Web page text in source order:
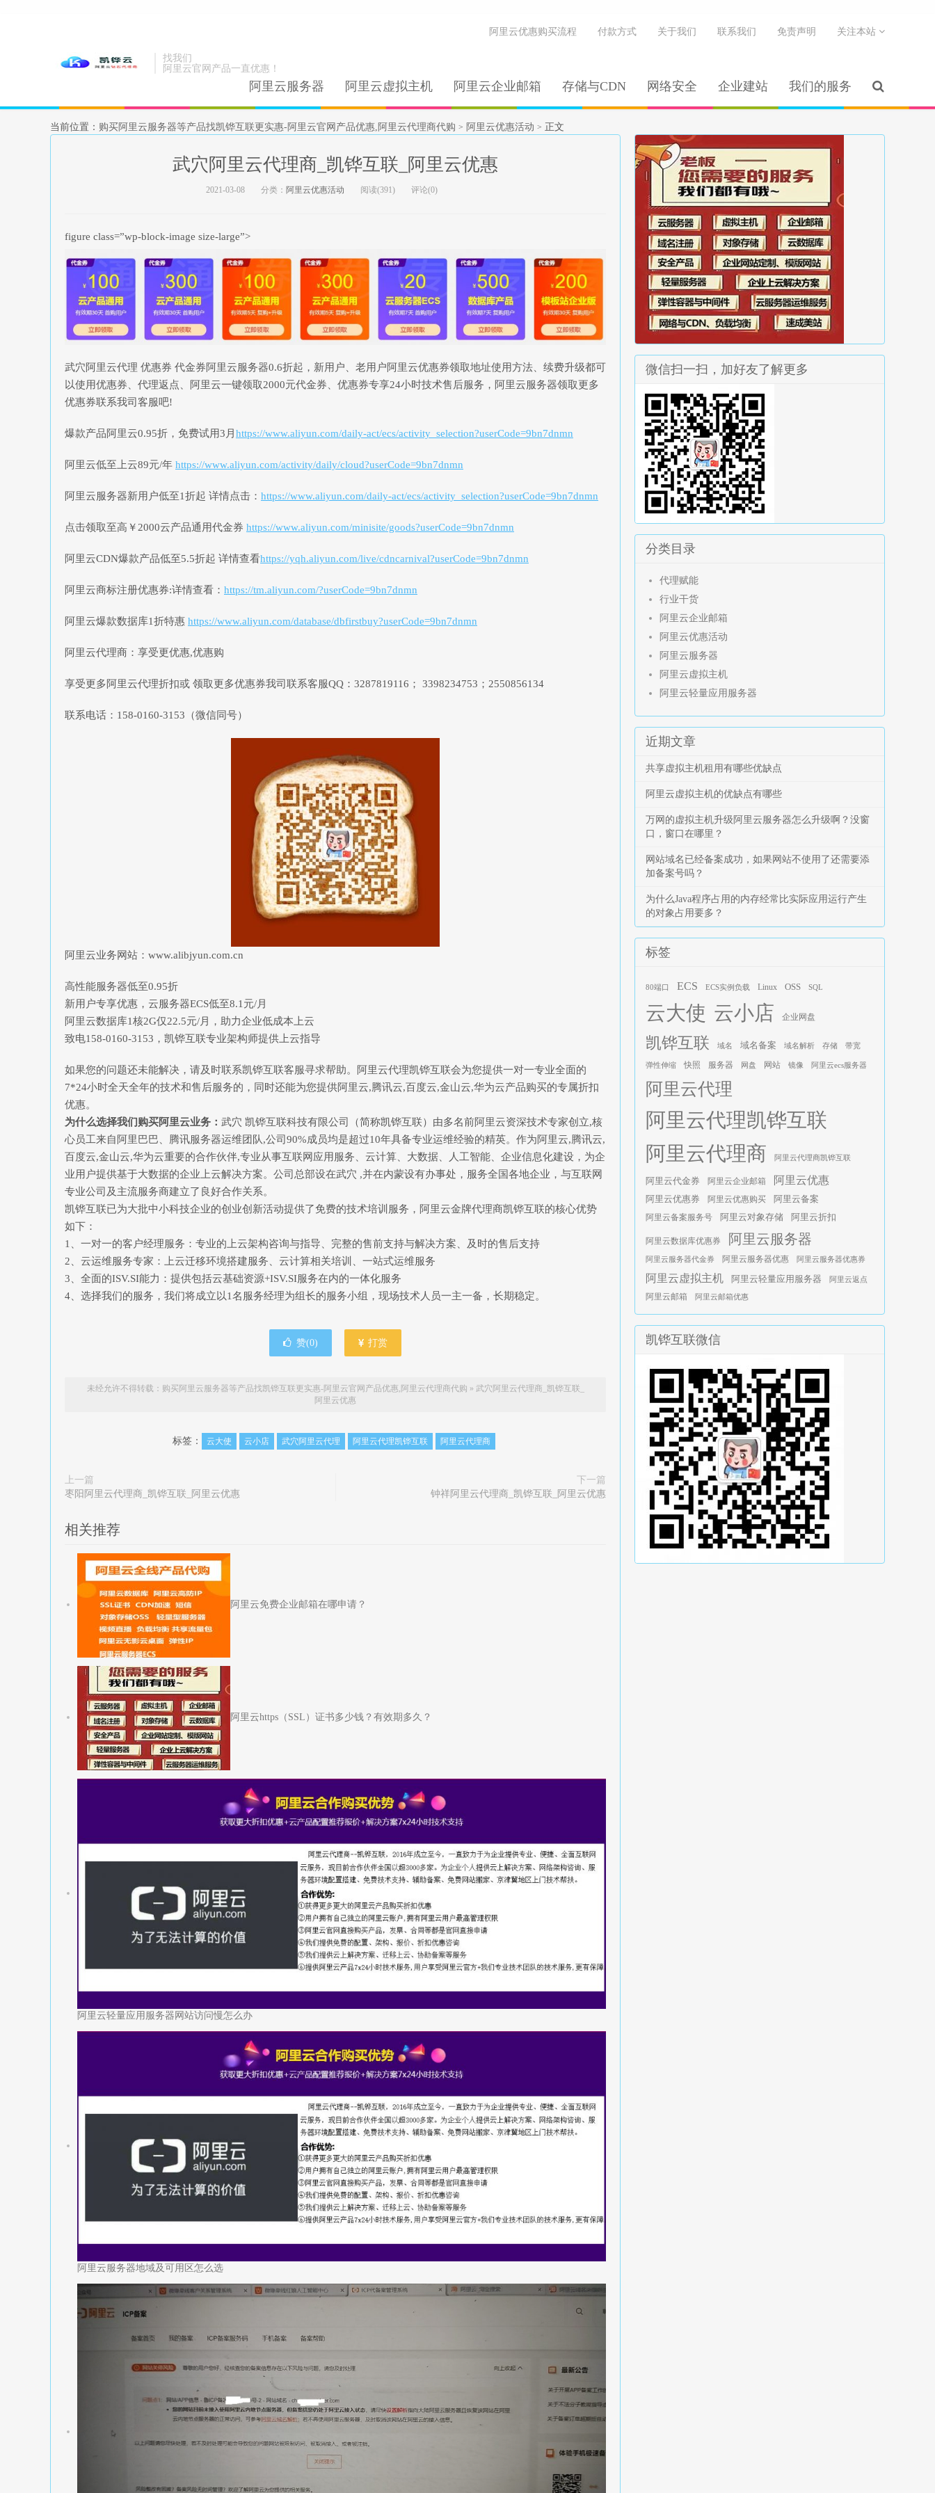
找我们
阿里云官网产品一直优惠！
阿里云服务器 阿里云虚拟主机 阿里云企业邮箱 存储与CDN 网络安全 企业建站 我们的服务
阿里云优惠购买流程 付款方式 关于我们 联系我们 免责声明 关注本站
当前位置： 购买阿里云服务器等产品找凯铧互联更实惠-阿里云官网产品优惠,阿里云代理商代购 > 阿里云优惠活动 > 正文
武穴阿里云代理商_凯铧互联_阿里云优惠
2021-03-08 分类： 阿里云优惠活动 阅读(391) 评论(0)
figure class=”wp-block-image size-large”>
武穴阿里云代理 优惠券 代金券阿里云服务器0.6折起，新用户、老用户阿里云优惠券领取地址使用方法、续费升级都可
以使用优惠券、代理返点、阿里云一键领取2000元代金券、优惠券专享24小时技术售后服务，阿里云服务器领取更多
优惠券联系我司客服吧!
爆款产品阿里云0.95折，免费试用3月 https://www.aliyun.com/daily-act/ecs/activity_selection?userCode=9bn7dnmn
阿里云低至上云89元/年 https://www.aliyun.com/activity/daily/cloud?userCode=9bn7dnmn
阿里云服务器新用户低至1折起 详情点击： https://www.aliyun.com/daily-act/ecs/activity_selection?userCode=9bn7dnmn
点击领取至高￥2000云产品通用代金券 https://www.aliyun.com/minisite/goods?userCode=9bn7dnmn
阿里云CDN爆款产品低至5.5折起 详情查看https://yqh.aliyun.com/live/cdncarnival?userCode=9bn7dnmn
阿里云商标注册优惠券:详情查看： https://tm.aliyun.com/?userCode=9bn7dnmn
阿里云爆款数据库1折特惠 https://www.aliyun.com/database/dbfirstbuy?userCode=9bn7dnmn
阿里云代理商：享受更优惠,优惠购
享受更多阿里云代理折扣或 领取更多优惠券我司联系客服QQ：3287819116； 3398234753；2550856134
联系电话：158-0160-3153（微信同号）
阿里云业务网站：www.alibjyun.com.cn
高性能服务器低至0.95折
新用户专享优惠，云服务器ECS低至8.1元/月
阿里云数据库1核2G仅22.5元/月，助力企业低成本上云
致电158-0160-3153，凯铧互联专业架构师提供上云指导
如果您的问题还未能解决，请及时联系凯铧互联客服寻求帮助。阿里云代理凯铧互联会为您提供一对一专业全面的
7*24小时全天全年的技术和售后服务的，同时还能为您提供阿里云,腾讯云,百度云,金山云,华为云产品购买的专属折扣
优惠。
为什么选择我们购买阿里云业务： 武穴 凯铧互联科技有限公司（简称凯铧互联）由多名前阿里云资深技术专家创立,核
心员工来自阿里巴巴、腾讯服务器运维团队,公司90%成员均是超过10年具备专业运维经验的精英。作为阿里云,腾讯云,
百度云,金山云,华为云重要的合作伙伴,专业从事互联网应用服务、云计算、大数据、人工智能、企业信息化建设，为企
业用户提供基于大数据的企业上云解决方案。公司总部设在武穴 ,并在内蒙设有办事处，服务全国各地企业，与互联网
专业公司及主流服务商建立了良好合作关系。
凯铧互联已为大批中小科技企业的创业创新活动提供了免费的技术培训服务，阿里云金牌代理商凯铧互联的核心优势
如下：
1、一对一的客户经理服务：专业的上云架构咨询与指导、完整的售前支持与解决方案、及时的售后支持
2、云运维服务专家：上云迁移环境搭建服务、云计算相关培训、一站式运维服务
3、全面的ISV.SI能力：提供包括云基础资源+ISV.SI服务在内的一体化服务
4、选择我们的服务，我们将成立以1名服务经理为组长的服务小组，现场技术人员一主一备，长期稳定。
赞(0) 打赏
未经允许不得转载： 购买阿里云服务器等产品找凯铧互联更实惠-阿里云官网产品优惠,阿里云代理商代购 » 武穴阿里云代理商_凯铧互联_
阿里云优惠
标签： 云大使 云小店 武穴阿里云代理 阿里云代理凯铧互联 阿里云代理商
上一篇
枣阳阿里云代理商_凯铧互联_阿里云优惠
下一篇
钟祥阿里云代理商_凯铧互联_阿里云优惠
相关推荐
阿里云免费企业邮箱在哪申请？
阿里云https（SSL）证书多少钱？有效期多久？
阿里云轻量应用服务器网站访问慢怎么办
阿里云服务器地域及可用区怎么选
微信扫一扫，加好友了解更多
分类目录
代理赋能
行业干货
阿里云企业邮箱
阿里云优惠活动
阿里云服务器
阿里云虚拟主机
阿里云轻量应用服务器
近期文章
共享虚拟主机租用有哪些优缺点
阿里云虚拟主机的优缺点有哪些
万网的虚拟主机升级阿里云服务器怎么升级啊？没窗
口，窗口在哪里？
网站域名已经备案成功，如果网站不使用了还需要添
加备案号吗？
为什么Java程序占用的内存经常比实际应用运行产生
的对象占用要多？
标签
80端口 ECS ECS实例负载 Linux OSS SQL
云大使 云小店 企业网盘
凯铧互联 域名 域名备案 域名解析 存储 带宽
弹性伸缩 快照 服务器 网盘 网站 镜像 阿里云ecs服务器
阿里云代理
阿里云代理凯铧互联
阿里云代理商
阿里云代理商凯铧互联
阿里云代金券 阿里云企业邮箱 阿里云优惠
阿里云优惠券 阿里云优惠购买
阿里云备案
阿里云备案服务号
阿里云对象存储 阿里云折扣
阿里云数据库优惠券 阿里云服务器
阿里云服务器代金券 阿里云服务器优惠 阿里云服务器优惠券
阿里云虚拟主机 阿里云轻量应用服务器 阿里云返点
阿里云邮箱 阿里云邮箱优惠
凯铧互联微信